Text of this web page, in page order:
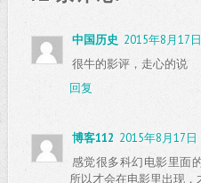
中国历史 2015年8月17
很牛的影评，走心的说
回复
博客112 2015年8月17日
感觉很多科幻电影里面
所以才会在电影里出现